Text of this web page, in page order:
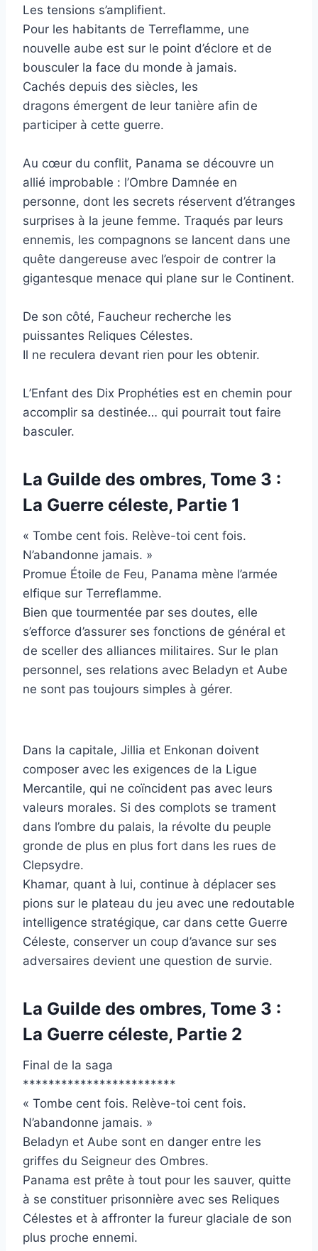
Les tensions s’amplifient.
Pour les habitants de Terreflamme, une
nouvelle aube est sur le point d’éclore et de
bousculer la face du monde à jamais.
Cachés depuis des siècles, les
dragons émergent de leur tanière afin de
participer à cette guerre.
Au cœur du conflit, Panama se découvre un
allié improbable : l’Ombre Damnée en
personne, dont les secrets réservent d’étranges
surprises à la jeune femme. Traqués par leurs
ennemis, les compagnons se lancent dans une
quête dangereuse avec l’espoir de contrer la
gigantesque menace qui plane sur le Continent.
De son côté, Faucheur recherche les
puissantes Reliques Célestes.
Il ne reculera devant rien pour les obtenir.
L’Enfant des Dix Prophéties est en chemin pour
accomplir sa destinée… qui pourrait tout faire
basculer.
La Guilde des ombres, Tome 3 :
La Guerre céleste, Partie 1
« Tombe cent fois. Relève-toi cent fois.
N’abandonne jamais. »
Promue Étoile de Feu, Panama mène l’armée
elfique sur Terreflamme.
Bien que tourmentée par ses doutes, elle
s’efforce d’assurer ses fonctions de général et
de sceller des alliances militaires. Sur le plan
personnel, ses relations avec Beladyn et Aube
ne sont pas toujours simples à gérer.
Dans la capitale, Jillia et Enkonan doivent
composer avec les exigences de la Ligue
Mercantile, qui ne coïncident pas avec leurs
valeurs morales. Si des complots se trament
dans l’ombre du palais, la révolte du peuple
gronde de plus en plus fort dans les rues de
Clepsydre.
Khamar, quant à lui, continue à déplacer ses
pions sur le plateau du jeu avec une redoutable
intelligence stratégique, car dans cette Guerre
Céleste, conserver un coup d’avance sur ses
adversaires devient une question de survie.
La Guilde des ombres, Tome 3 :
La Guerre céleste, Partie 2
Final de la saga
************************
« Tombe cent fois. Relève-toi cent fois.
N’abandonne jamais. »
Beladyn et Aube sont en danger entre les
griffes du Seigneur des Ombres.
Panama est prête à tout pour les sauver, quitte
à se constituer prisonnière avec ses Reliques
Célestes et à affronter la fureur glaciale de son
plus proche ennemi.